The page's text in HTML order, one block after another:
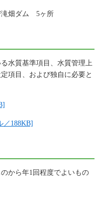
畑ダム 5ヶ所
水質基準項目、水質管理上
項目、および独自に必要と
／188KB]
から年1回程度でよいもの